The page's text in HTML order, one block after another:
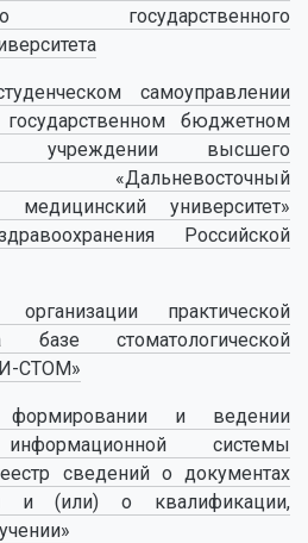
государственного
самоуправлении
бюджетном
учреждении высшего
«Дальневосточный
медицинский университет»
Российской
практической
базе стоматологической
СТОМ»
и ведении
системы
сведений о документах
и (или) о квалификации,